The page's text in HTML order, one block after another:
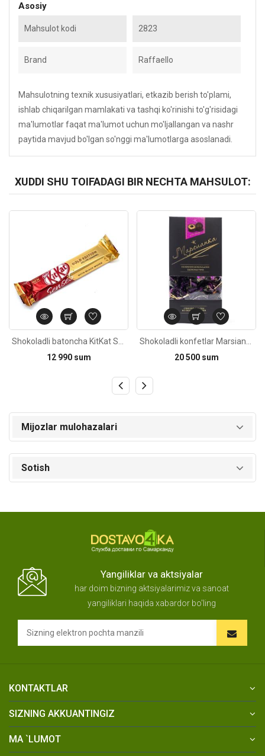
Asosiy
Mahsulot kodi 2823
Brand Raffaello
Mahsulotning texnik xususiyatlari, etkazib berish to'plami,
ishlab chiqarilgan mamlakati va tashqi ko'rinishi to'g'risidagi
ma'lumotlar faqat ma'lumot uchun mo'ljallangan va nashr
paytida mavjud bo'lgan so'nggi ma'lumotlarga asoslanadi.
XUDDI SHU TOIFADAGI BIR NECHTA MAHSULOT:
12 990 sum
20 500 sum
Mijozlar mulohazalari
Sotish
Yangiliklar va aktsiyalar
har doim bizning aktsiyalarimiz va sanoat
yangiliklari haqida xabardor bo'ling
KONTAKTLAR
SIZNING AKKUANTINGIZ
MA `LUMOT